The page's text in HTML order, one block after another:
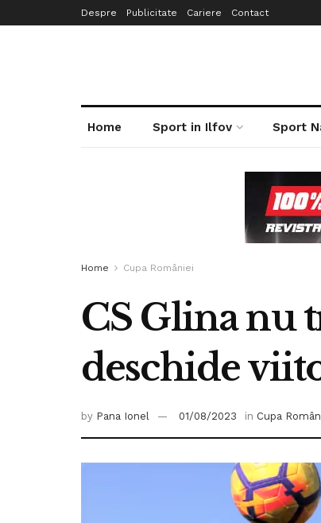
Despre Publicitate Cariere Contact
Home Sport in Ilfov Sport
Home Cupa României
CS Glina nu
deschide
by Pana Ionel 01/08/2023 in Cupa